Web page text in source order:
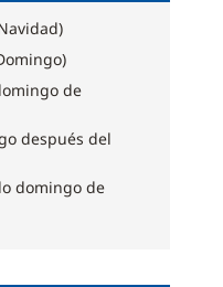
de
después del
domingo de